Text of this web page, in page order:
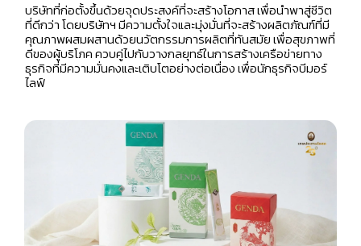
บริษัทที่ก่อตั้งขึ้นด้วยจุดประสงค์ที่จะสร้างโอกาส เพื่อนำพาสู่ชีวิต
ที่ดีกว่า โดยบริษัทฯ มีความตั้งใจและมุ่งมั่นที่จะสร้างผลิตภัณฑ์ที่มี
คุณภาพผสมผสานด้วยนวัตกรรมการผลิตที่ทันสมัย เพื่อสุขภาพที่
ดีของผู้บริโภค ควบคู่ไปกับวางกลยุทธ์ในการสร้างเครือข่ายทาง
ธุรกิจที่มีความมั่นคงและเติบโตอย่างต่อเนื่อง เพื่อนักธุรกิจบีมอร์
ไลฟ์